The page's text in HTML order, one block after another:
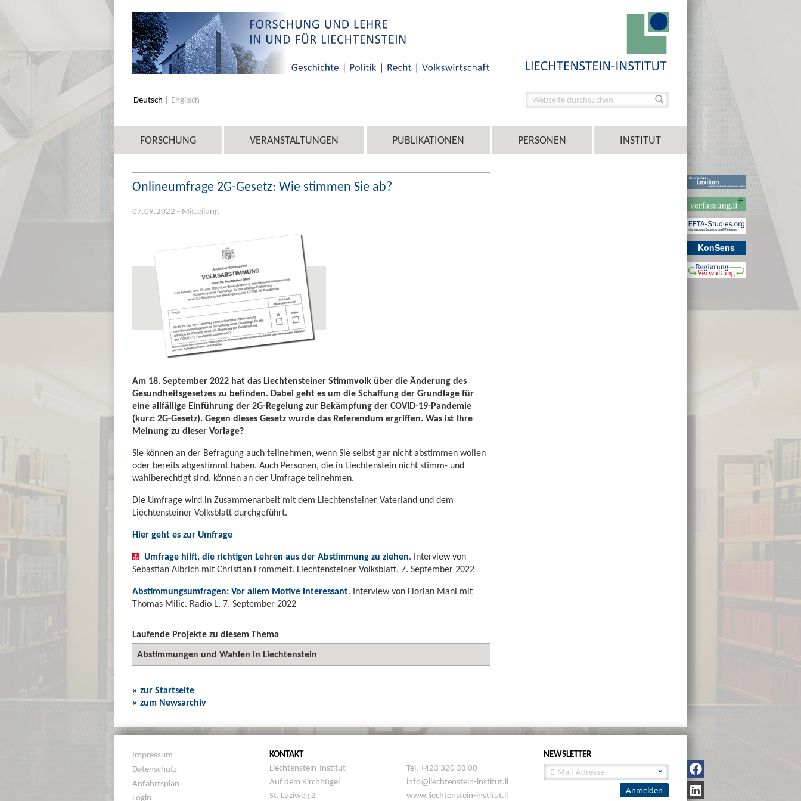
KonSens
Deutsch Englisch
FORSCHUNG VERANSTALTUNGEN PUBLIKATIONEN PERSONEN INSTITUT
Onlineumfrage 2G-Gesetz: Wie stimmen Sie ab?
07.09.2022 - Mitteilung
Am 18. September 2022 hat das Liechtensteiner Stimmvolk über die Änderung des
Gesundheitsgesetzes zu befinden. Dabei geht es um die Schaffung der Grundlage für
eine allfällige Einführung der 2G-Regelung zur Bekämpfung der COVID-19-Pandemie
(kurz: 2G-Gesetz). Gegen dieses Gesetz wurde das Referendum ergriffen. Was ist Ihre
Meinung zu dieser Vorlage?
Sie können an der Befragung auch teilnehmen, wenn Sie selbst gar nicht abstimmen wollen
oder bereits abgestimmt haben. Auch Personen, die in Liechtenstein nicht stimm- und
wahlberechtigt sind, können an der Umfrage teilnehmen.
Die Umfrage wird in Zusammenarbeit mit dem Liechtensteiner Vaterland und dem
Liechtensteiner Volksblatt durchgeführt.
Hier geht es zur Umfrage
Umfrage hilft, die richtigen Lehren aus der Abstimmung zu ziehen. Interview von
Sebastian Albrich mit Christian Frommelt. Liechtensteiner Volksblatt, 7. September 2022
Abstimmungsumfragen: Vor allem Motive interessant. Interview von Florian Mani mit
Thomas Milic. Radio L, 7. September 2022
Laufende Projekte zu diesem Thema
Abstimmungen und Wahlen in Liechtenstein
» zur Startseite
» zum Newsarchiv
Impressum
Datenschutz
Anfahrtsplan
Login
KONTAKT
Liechtenstein-Institut
Auf dem Kirchhügel
St. Luziweg 2
Tel. +423 320 33 00
info@liechtenstein-institut.li
www.liechtenstein-institut.li
NEWSLETTER